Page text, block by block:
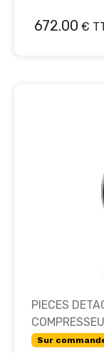
672.00 €
PIECES
Sur